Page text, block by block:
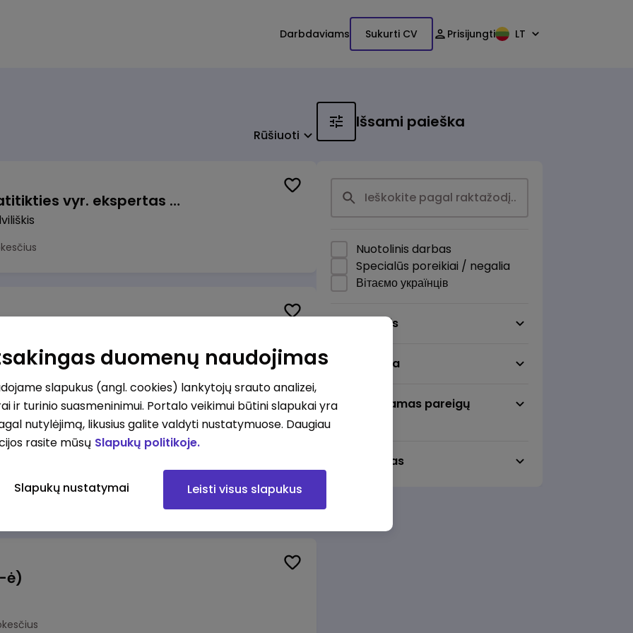
Darbdaviams Sukurti CV Prisijungti LT
Rūšiuoti
Veiklos užtikrinimo ir atitikties vyr. ekspertas (-ė) (Radviliškis) (Radviliškis, LT)
Veiklos užtikrinimo ir atitikties vyr. ekspertas (-ė) (Klaipėda) (Klaipėda, LT)
ė)
Išsami paieška
Nuotolinis darbas
Specialūs poreikiai / negalia
Вітаємо українців
Darbo sritis
Darbo vieta
Pageidaujamas pareigų
Darbo laikas
duomenų naudojimas
slapukus (angl. cookies) lankytojų srauto analizei,
ir turinio suasmeninimui. Portalo veikimui būtini slapukai yra
nutylėjimą, likusius galite valdyti nustatymuose. Daugiau
rasite mūsų Slapukų politikoje.
Slapukų nustatymai Leisti visus slapukus